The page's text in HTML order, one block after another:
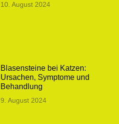
10. August 2024
Blasensteine bei Katzen:
Ursachen, Symptome und
Behandlung
9. August 2024